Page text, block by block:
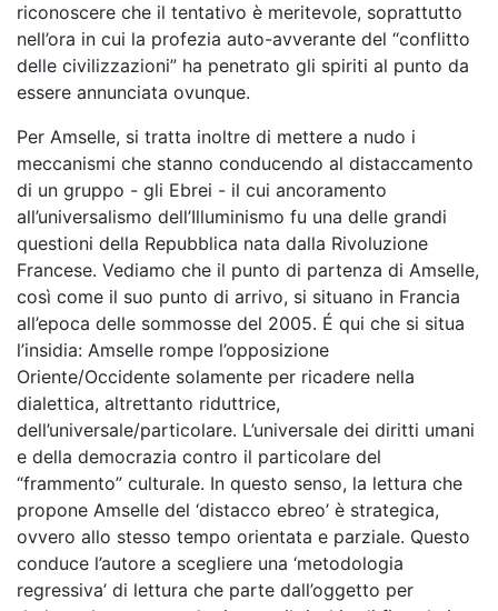
riconoscere che il tentativo è meritevole, soprattutto
nell’ora in cui la profezia auto-avverante del “conflitto
delle civilizzazioni” ha penetrato gli spiriti al punto da
essere annunciata ovunque.
Per Amselle, si tratta inoltre di mettere a nudo i
meccanismi che stanno conducendo al distaccamento
di un gruppo - gli Ebrei - il cui ancoramento
all’universalismo dell’Illuminismo fu una delle grandi
questioni della Repubblica nata dalla Rivoluzione
Francese. Vediamo che il punto di partenza di Amselle,
così come il suo punto di arrivo, si situano in Francia
all’epoca delle sommosse del 2005. É qui che si situa
l’insidia: Amselle rompe l’opposizione
Oriente/Occidente solamente per ricadere nella
dialettica, altrettanto riduttrice,
dell’universale/particolare. L’universale dei diritti umani
e della democrazia contro il particolare del
“frammento” culturale. In questo senso, la lettura che
propone Amselle del ‘distacco ebreo’ è strategica,
ovvero allo stesso tempo orientata e parziale. Questo
conduce l’autore a scegliere una ‘metodologia
regressiva’ di lettura che parte dall’oggetto per